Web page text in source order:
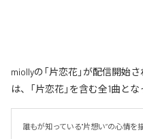
miollyの「片恋花」が配信開始
は、「片恋花」を含む全1曲とな
誰もが知っている"片想い”の心情を